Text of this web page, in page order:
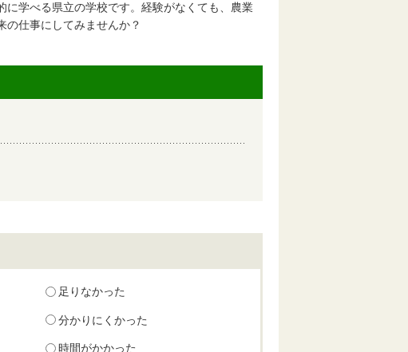
学べる県立の学校です。経験がなくても、農業
の仕事にしてみませんか？
足りなかった
分かりにくかった
時間がかかった